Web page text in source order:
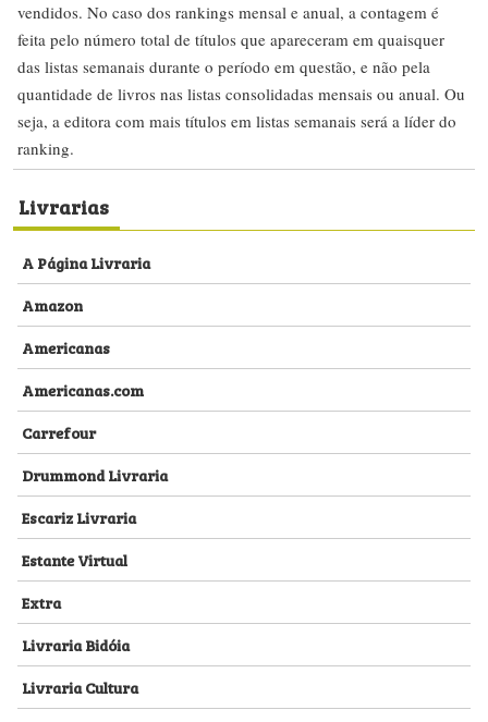
vendidos. No caso dos rankings mensal e anual, a contagem é
feita pelo número total de títulos que apareceram em quaisquer
das listas semanais durante o período em questão, e não pela
quantidade de livros nas listas consolidadas mensais ou anual. Ou
seja, a editora com mais títulos em listas semanais será a líder do
ranking.
Livrarias
A Página Livraria
Amazon
Americanas
Americanas.com
Carrefour
Drummond Livraria
Escariz Livraria
Estante Virtual
Extra
Livraria Bidóia
Livraria Cultura